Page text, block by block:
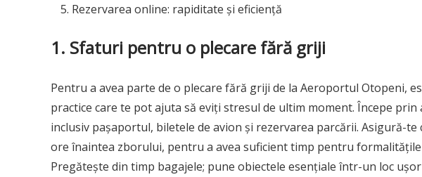
Rezervarea online: rapiditate și eficiență
1. Sfaturi pentru o plecare fără griji
Pentru a avea parte de o plecare fără griji de la Aeroportul Otopeni,
practice care te pot ajuta să eviți stresul de ultim moment. Începe
inclusiv pașaportul, biletele de avion și rezervarea parcării. Asigură-
ore înaintea zborului, pentru a avea suficient timp pentru
Pregătește din timp bagajele; pune obiectele esențiale într-un loc